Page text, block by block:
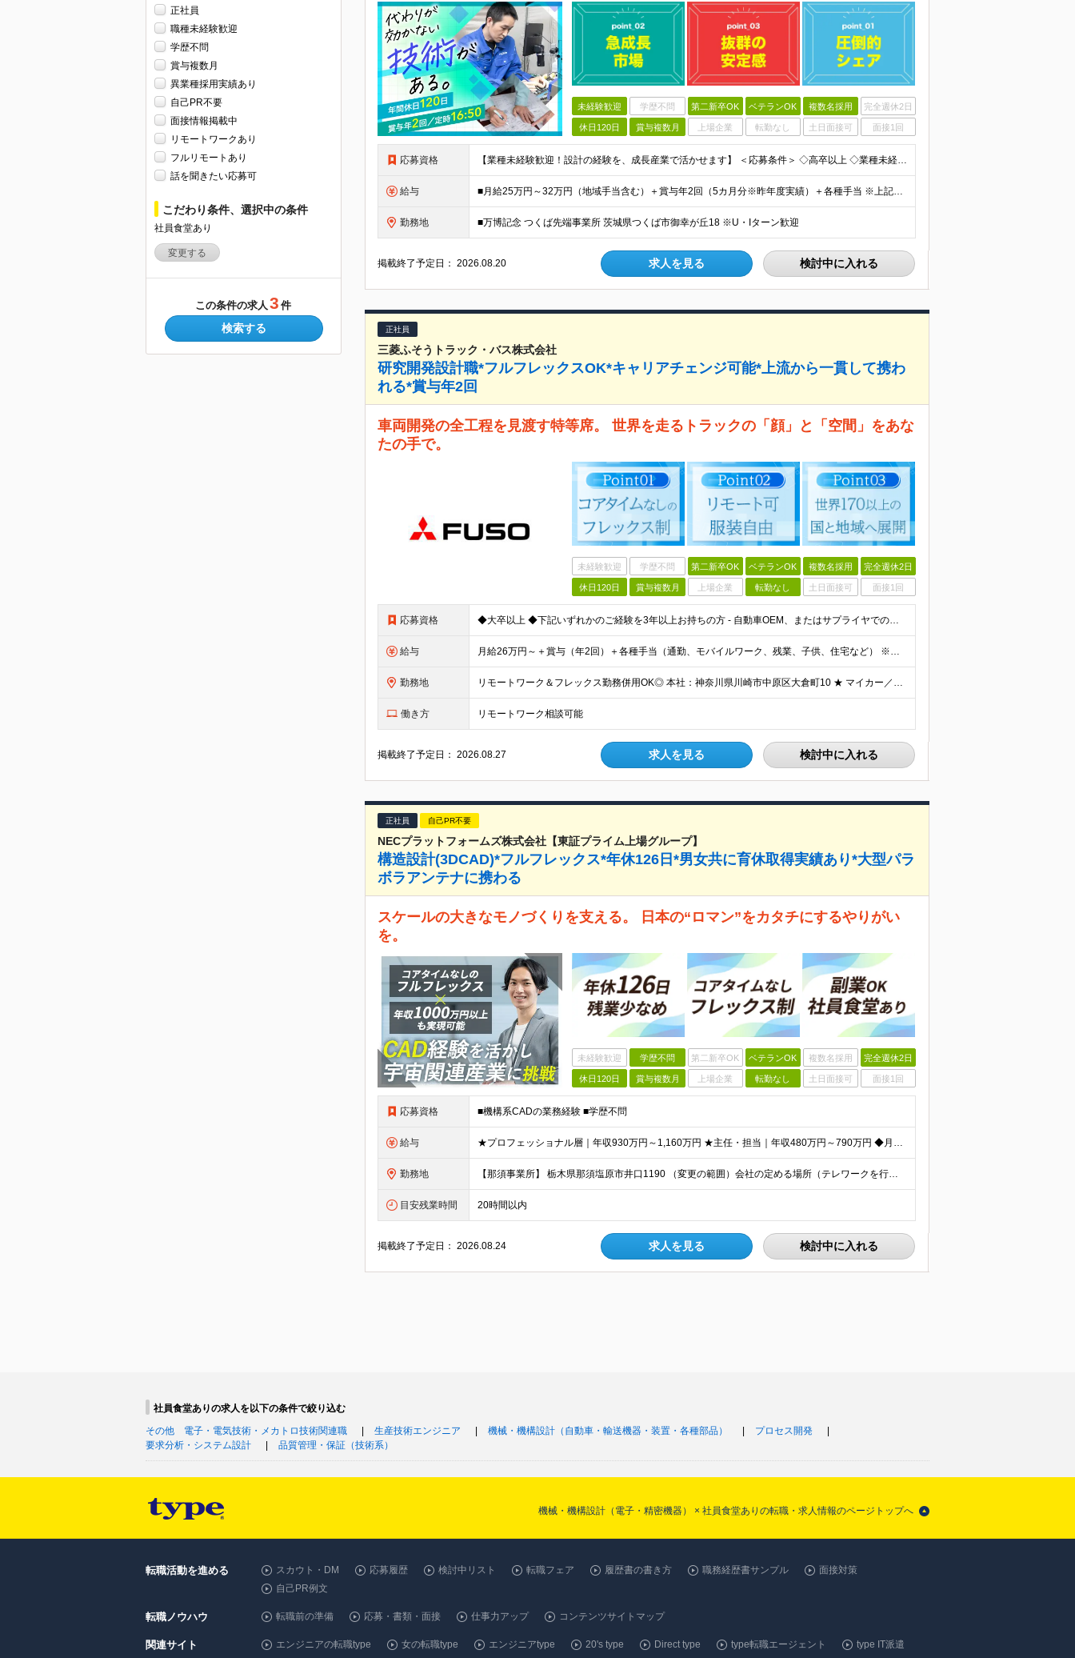
正社員
職種未経験歓迎
学歴不問
賞与複数月
異業種採用実績あり
自己PR不要
面接情報掲載中
リモートワークあり
フルリモートあり
話を聞きたい応募可
こだわり条件、選択中の条件
社員食堂あり
変更する
この条件の求人 3 件
検索する
未経験歓迎 学歴不問 第二新卒OK ベテランOK 複数名採用 完全週休2日
休日120日 賞与複数月 上場企業 転勤なし 土日面接可 面接1回
応募資格 【業種未経験歓迎！設計の経験を、成長産業で活かせます】 ＜応募条件＞ ◇高卒以上 ◇業種未経験歓迎 ◇何らかの製品設計経験をお持ちの方（分野不問） └2DCADまたは3DCADの操作経験がある方を想
給与 ■月給25万円～32万円（地域手当含む）＋賞与年2回（5カ月分※昨年度実績）＋各種手当 ※上記月給には月1万9075円以上の地域手当を含みます ※上記月給に残業代は含みません、残業代は別途全額支給い
勤務地 ■万博記念 つくば先端事業所 茨城県つくば市御幸が丘18 ※U・Iターン歓迎
掲載終了予定日：2026.08.20 求人を見る 検討中に入れる
正社員
三菱ふそうトラック・バス株式会社
研究開発設計職*フルフレックスOK*キャリアチェンジ可能*上流から一貫して携わ
れる*賞与年2回
車両開発の全工程を見渡す特等席。 世界を走るトラックの「顔」と「空間」をあな
たの手で。
未経験歓迎 学歴不問 第二新卒OK ベテランOK 複数名採用 完全週休2日
休日120日 賞与複数月 上場企業 転勤なし 土日面接可 面接1回
応募資格 ◆大卒以上 ◆下記いずれかのご経験を3年以上お持ちの方 ‐ 自動車OEM、またはサプライヤでの自動車部品の開発経験 ‐ ワイヤーハーネス、または類似する部品の開発経験
給与 月給26万円～＋賞与（年2回）＋各種手当（通勤、モバイルワーク、残業、子供、住宅など） ※上記月給額はあくまでも目安であり、経験やスキルに応じて当社規定に基づき決定します ※試用期間3ヶ月あり。期間内
勤務地 リモートワーク＆フレックス勤務併用OK◎ 本社：神奈川県川崎市中原区大倉町10 ★ マイカー／自動車／オートバイ／自転車通勤可能（無料駐車場／駐輪場、当社規定あり） ★ 最寄り駅からの無料シャトル
働き方 リモートワーク相談可能
掲載終了予定日：2026.08.27 求人を見る 検討中に入れる
正社員 自己PR不要
NECプラットフォームズ株式会社【東証プライム上場グループ】
構造設計(3DCAD)*フルフレックス*年休126日*男女共に育休取得実績あり*大型パラ
ボラアンテナに携わる
スケールの大きなモノづくりを支える。 日本の“ロマン”をカタチにするやりがい
を。
未経験歓迎 学歴不問 第二新卒OK ベテランOK 複数名採用 完全週休2日
休日120日 賞与複数月 上場企業 転勤なし 土日面接可 面接1回
応募資格 ■機構系CADの業務経験 ■学歴不問
給与 ★プロフェッショナル層｜年収930万円～1,160万円 ★主任・担当｜年収480万円～790万円 ◆月給30万円～73万円 ※給与には固定残業代（基本月収の20％相当額）を含みます。勤務実績に基づく
勤務地 【那須事業所】 栃木県那須塩原市井口1190 （変更の範囲）会社の定める場所（テレワークを行う場所を含む）
目安残業時間 20時間以内
掲載終了予定日：2026.08.24 求人を見る 検討中に入れる
社員食堂ありの求人を以下の条件で絞り込む
その他 電子・電気技術・メカトロ技術関連職
生産技術エンジニア 機械・機構設計（自動車・輸送機器・装置・各種部品）
プロセス開発
要求分析・システム設計
品質管理・保証（技術系）
機械・機構設計（電子・精密機器） × 社員食堂ありの転職・求人情報のページトップへ
転職活動を進める スカウト・DM 応募履歴 検討中リスト 転職フェア 履歴書の書き方 職務経歴書サンプル
面接対策
自己PR例文
転職ノウハウ 転職前の準備 応募・書類・面接 仕事力アップ コンテンツサイトマップ
関連サイト エンジニアの転職type 女の転職type エンジニアtype 20's type Direct type type転職エージェント
type IT派遣